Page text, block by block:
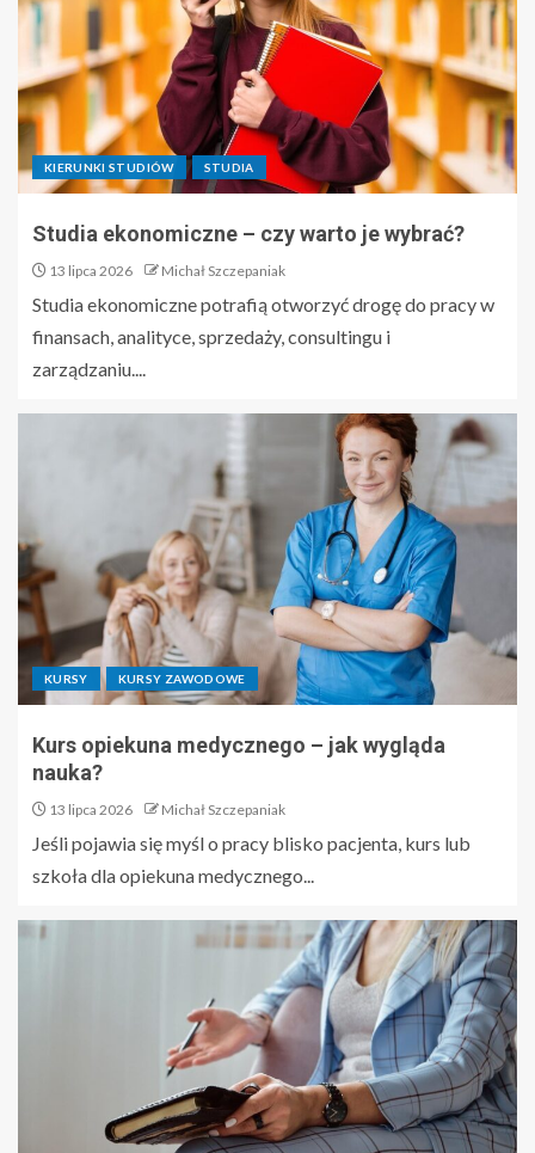
KIERUNKI STUDIÓW STUDIA
Studia ekonomiczne – czy warto je wybrać?
13 lipca 2026 Michał Szczepaniak
Studia ekonomiczne potrafią otworzyć drogę do pracy w
finansach, analityce, sprzedaży, consultingu i
zarządzaniu....
KURSY KURSY ZAWODOWE
Kurs opiekuna medycznego – jak wygląda
nauka?
13 lipca 2026 Michał Szczepaniak
Jeśli pojawia się myśl o pracy blisko pacjenta, kurs lub
szkoła dla opiekuna medycznego...